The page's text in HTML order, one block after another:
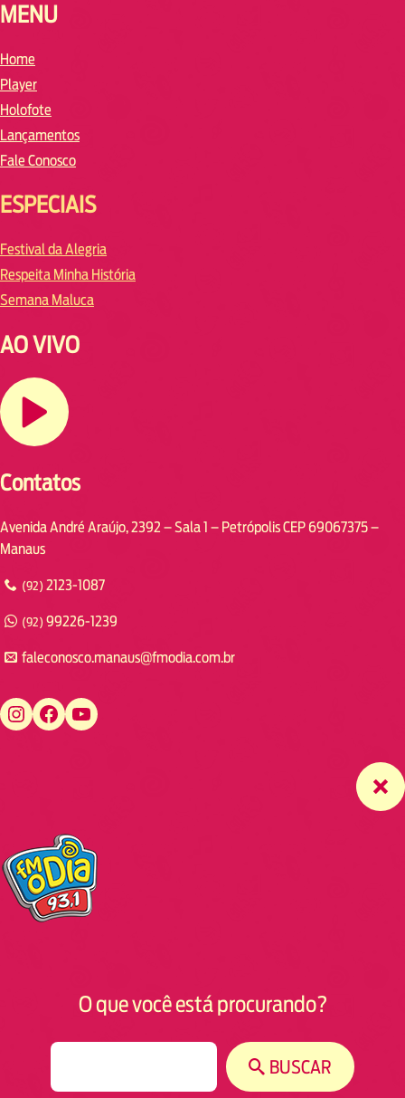
MENU
Home
Player
Holofote
Lançamentos
Fale Conosco
ESPECIAIS
Festival da Alegria
Respeita Minha História
Semana Maluca
AO VIVO
Contatos
Avenida André Araújo, 2392 – Sala 1 – Petrópolis CEP 69067375 –
Manaus
(92) 2123-1087
(92) 99226-1239
faleconosco.manaus@fmodia.com.br
https://www.instagram.com/fmodiamanaus/ https://www.facebook.com/fmodiamanaus https://www.youtube.com/user/radiofmodia
O que você está procurando?
BUSCAR